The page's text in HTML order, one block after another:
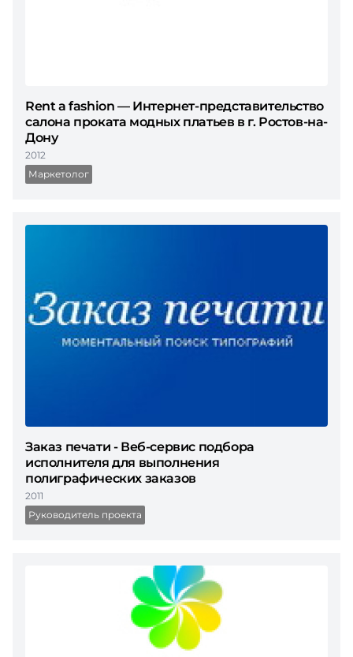
Rent a fashion — Интернет-представительство
салона проката модных платьев в г. Ростов-на-
Дону
2012
Маркетолог
Заказ печати - Веб-сервис подбора
исполнителя для выполнения
полиграфических заказов
2011
Руководитель проекта